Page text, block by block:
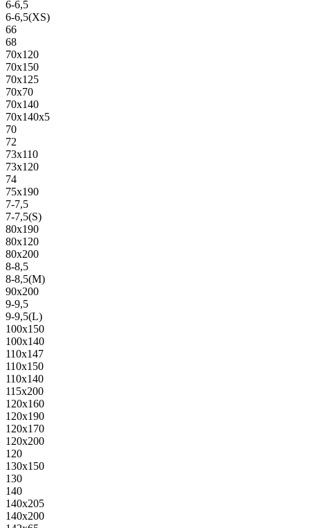
6-6,5
6-6,5(XS)
66
68
70х120
70х150
70х125
70х70
70х140
70х140х5
70
72
73х110
73х120
74
75х190
7-7,5
7-7,5(S)
80х190
80х120
80х200
8-8,5
8-8,5(M)
90х200
9-9,5
9-9,5(L)
100х150
100х140
110х147
110х150
110х140
115х200
120х160
120х190
120х170
120х200
120
130х150
130
140
140х205
140х200